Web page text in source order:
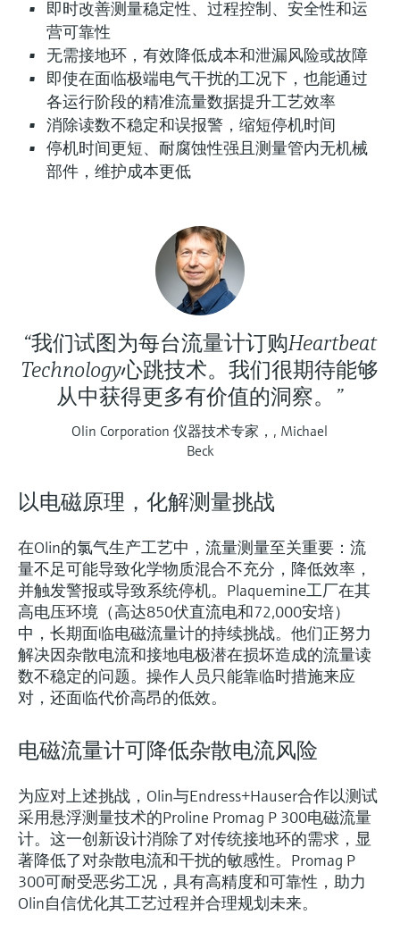
查找产品具体信息和文档
备件查找工具
您可通过产品型号、订单代码或序列号，轻
松查找所需备件。
选购全部
即时改善测量稳定性、过程控制、安全性和运
营可靠性
无需接地环，有效降低成本和泄漏风险或故障
即使在面临极端电气干扰的工况下，也能通过
各运行阶段的精准流量数据提升工艺效率
消除读数不稳定和误报警，缩短停机时间
停机时间更短、耐腐蚀性强且测量管内无机械
部件，维护成本更低
“我们试图为每台流量计订购Heartbeat
Technology心跳技术。我们很期待能够
从中获得更多有价值的洞察。”
Olin Corporation 仪器技术专家，, Michael
Beck
以电磁原理，化解测量挑战
在Olin的氯气生产工艺中，流量测量至关重要：流
量不足可能导致化学物质混合不充分，降低效率，
并触发警报或导致系统停机。Plaquemine工厂在其
高电压环境（高达850伏直流电和72,000安培）
中，长期面临电磁流量计的持续挑战。他们正努力
解决因杂散电流和接地电极潜在损坏造成的流量读
数不稳定的问题。操作人员只能靠临时措施来应
对，还面临代价高昂的低效。
电磁流量计可降低杂散电流风险
为应对上述挑战，Olin与Endress+Hauser合作以测试
采用悬浮测量技术的Proline Promag P 300电磁流量
计。这一创新设计消除了对传统接地环的需求，显
著降低了对杂散电流和干扰的敏感性。Promag P
300可耐受恶劣工况，具有高精度和可靠性，助力
Olin自信优化其工艺过程并合理规划未来。